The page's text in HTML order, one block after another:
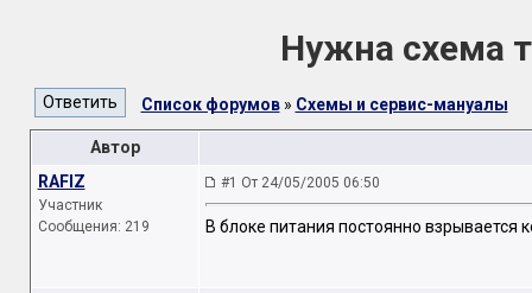
Нужна схема
Список форумов» Схемы и сервис-мануалы
Автор
RAFIZ
Участник
Сообщения: 219
#1 От 24/05/2005 06:50
В блоке питания постоянно взрывается